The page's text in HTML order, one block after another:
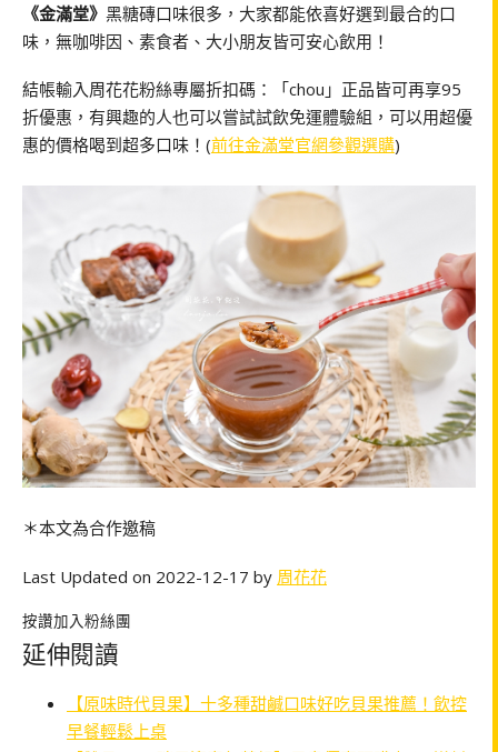
《金滿堂》 黑糖磚口味很多，大家都能依喜好選到最合的口
味，無咖啡因、素食者、大小朋友皆可安心飲用！
結帳輸入周花花粉絲專屬折扣碼：「chou」正品皆可再享95
折優惠，有興趣的人也可以嘗試試飲免運體驗組，可以用超優
惠的價格喝到超多口味！(前往金滿堂官網參觀選購)
＊本文為合作邀稿
Last Updated on 2022-12-17 by 周花花
按讚加入粉絲團
延伸閱讀
【原味時代貝果】十多種甜鹹口味好吃貝果推薦！飲控
早餐輕鬆上桌